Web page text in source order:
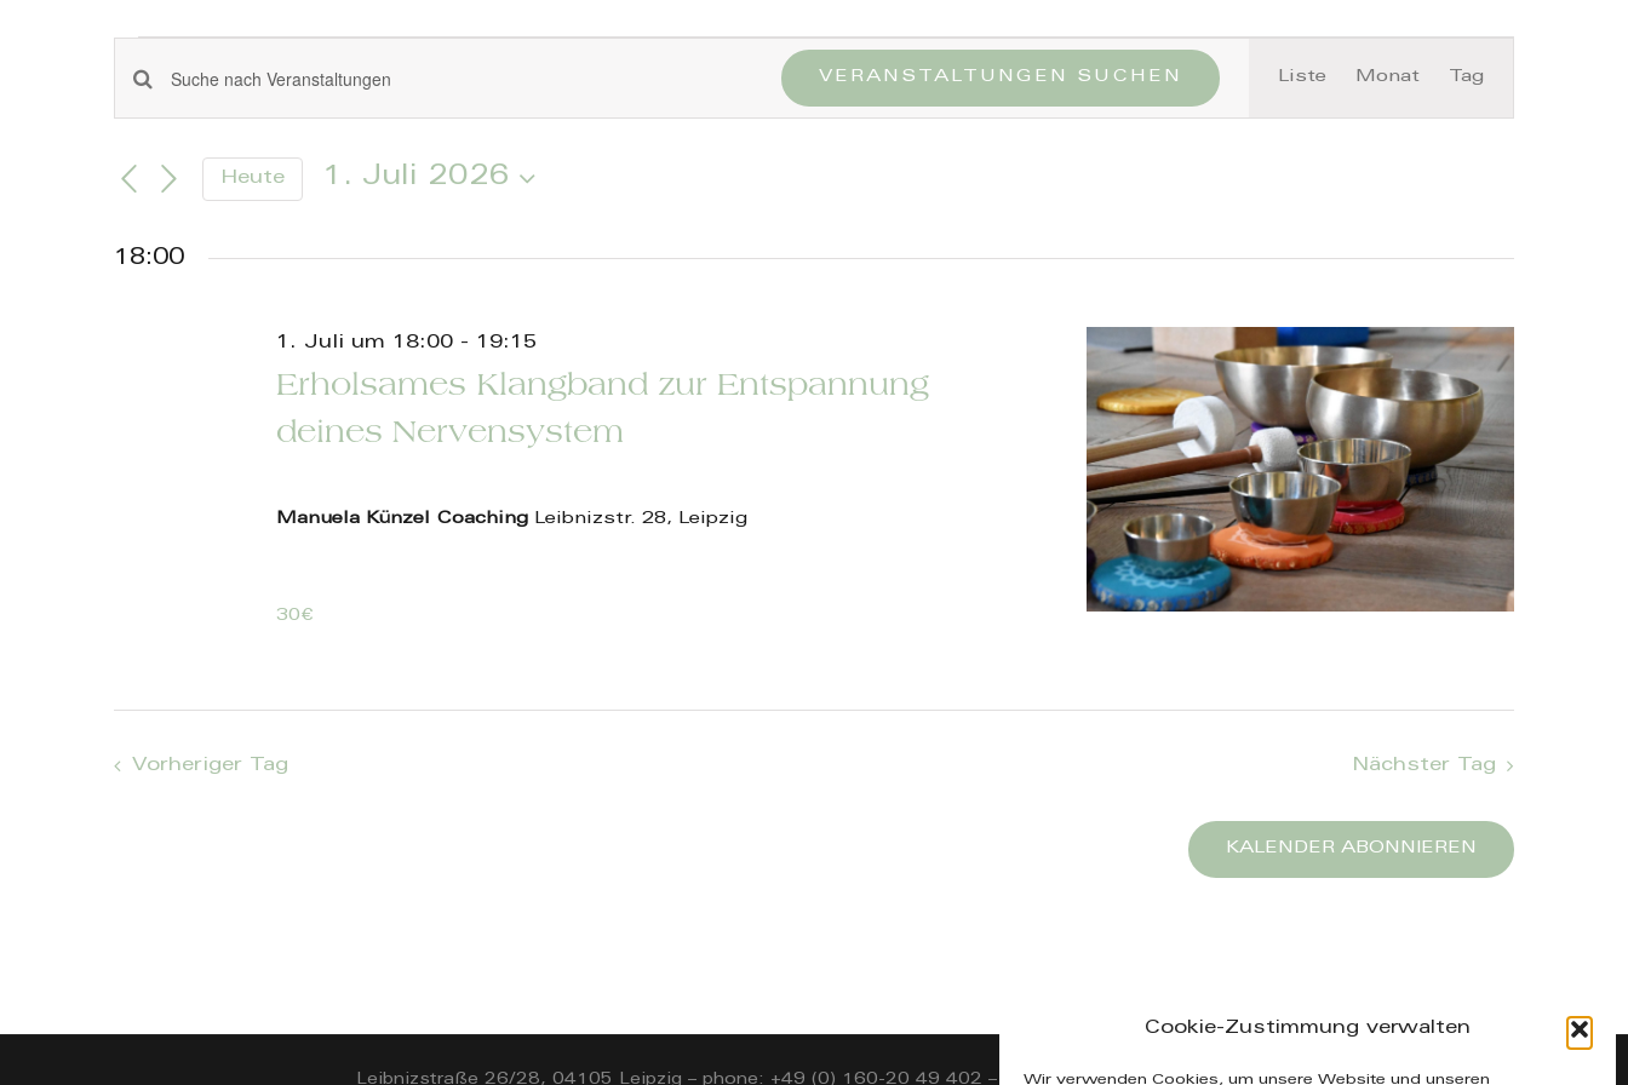
Cookie-Zustimmung verwalten
Wir verwenden Cookies, um unsere Website und unseren
Veranstaltungen
für
1.
Juli
Veranstaltungen
Such-
und
Ansichtennavigation
Geben
Sie
Schlüsselwort.
VERANSTALTUNGEN SUCHEN
Veranstaltung
Ansichten-
Liste Monat Tag
Heute
1. Juli 2026
18:00
Erholsames Klangband zur Entspannung
deines Nervensystem
1. Juli um 18:00- 19:15
Manuela Künzel Coaching Leibnizstr. 28, Leipzig
30€
Vorheriger Tag Nächster Tag
KALENDER ABONNIEREN
Leibnizstraße 26/28, 04105 Leipzig – phone: +49 (0) 160-20 49 402 – mail: info@manuelakuenzel.de
Close